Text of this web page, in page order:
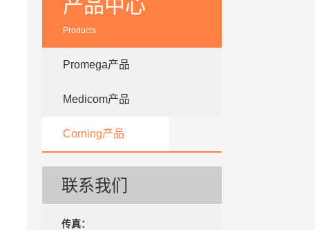
产品中心
Products
Promega产品
Medicom产品
Corning产品
联系我们
传真：